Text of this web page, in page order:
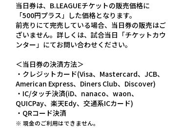
当日券は、B.LEAGUEチケットの販売価格に
「500円プラス」した価格となります。
前売りにて完売している場合、当日券の販売はご
ざいません。詳しくは、試合当日「チケットカウ
ンター」にてお問い合わせください。
＜当日券の決済方法＞
・クレジットカード(Visa、Mastercard、JCB、
American Express、Diners Club、Discover)
・IC/タッチ決済(iD、nanaco、waon、
QUICPay、楽天Edy、交通系ICカード)
・QRコード決済
※ 現金のご利用はできません。